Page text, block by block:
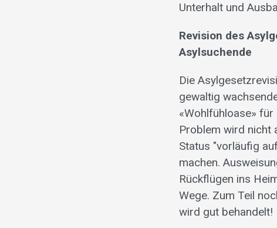
Unterhalt und
Revision des
Asylsuchende
Die
gewaltig
«Wohlfühloase»
Problem wird nicht
Status "vorläufig
machen.
Rückflügen ins
Wege. Zum Teil
wird gut behandelt!